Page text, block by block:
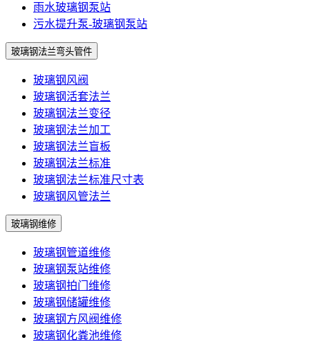
雨水玻璃钢泵站
污水提升泵-玻璃钢泵站
玻璃钢法兰弯头管件
玻璃钢风阀
玻璃钢活套法兰
玻璃钢法兰变径
玻璃钢法兰加工
玻璃钢法兰盲板
玻璃钢法兰标准
玻璃钢法兰标准尺寸表
玻璃钢风管法兰
玻璃钢维修
玻璃钢管道维修
玻璃钢泵站维修
玻璃钢拍门维修
玻璃钢储罐维修
玻璃钢方风阀维修
玻璃钢化粪池维修